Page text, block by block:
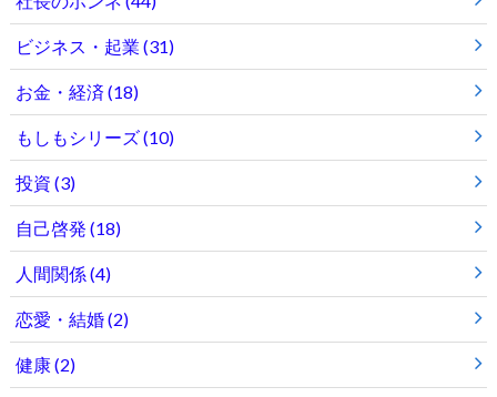
ビジネス・起業 (31)
お金・経済 (18)
もしもシリーズ(10)
投資 (3)
自己啓発 (18)
人間関係(4)
恋愛・結婚(2)
健康(2)